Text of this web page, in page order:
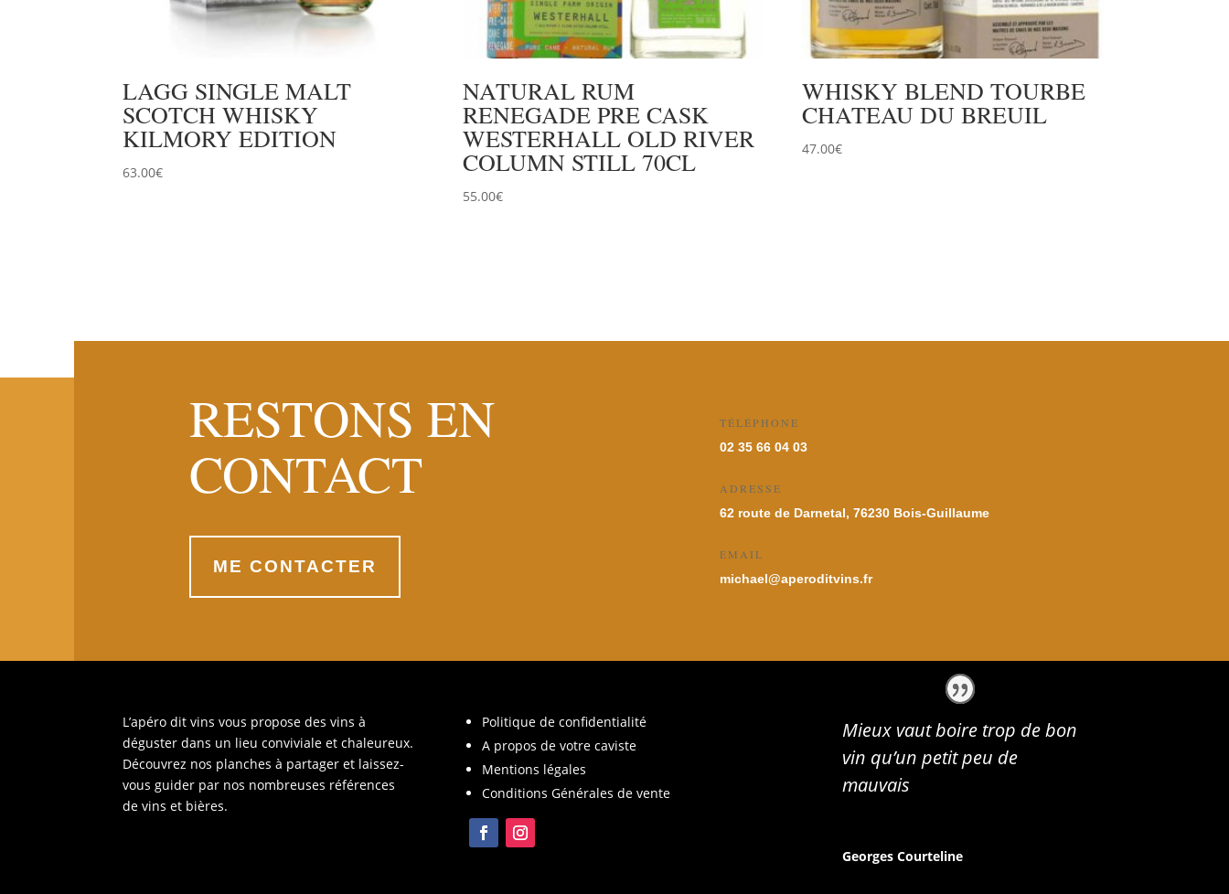
LAGG SINGLE MALT
SCOTCH WHISKY
KILMORY EDITION
63.00€
NATURAL RUM
RENEGADE PRE CASK
WESTERHALL OLD RIVER
COLUMN STILL 70CL
55.00€
WHISKY BLEND TOURBE
CHATEAU DU BREUIL
47.00€
RESTONS EN
CONTACT
ME CONTACTER
TÉLÉPHONE
02 35 66 04 03
ADRESSE
62 route de Darnetal, 76230 Bois-Guillaume
EMAIL
michael@aperoditvins.fr
L’apéro dit vins vous propose des vins à
déguster dans un lieu conviviale et chaleureux.
Découvrez nos planches à partager et laissez-
vous guider par nos nombreuses références
de vins et bières.
Politique de confidentialité
A propos de votre caviste
Mentions légales
Conditions Générales de vente
Mieux vaut boire trop de bon
vin qu’un petit peu de
mauvais
Georges Courteline